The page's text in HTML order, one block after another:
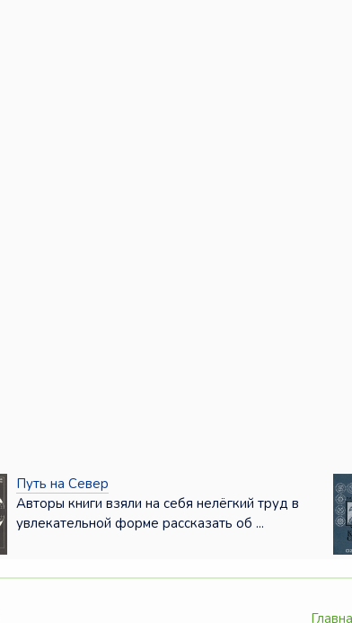
Путь на Север
Авторы книги взяли на себя нелёгкий труд в
увлекательной форме рассказать об ...